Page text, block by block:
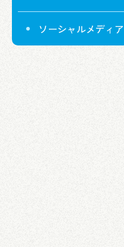
ソーシャルメディア